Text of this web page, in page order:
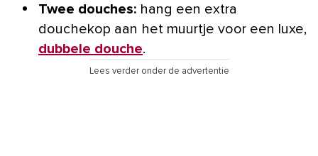
Twee douches: hang een extra
douchekop aan het muurtje voor een luxe,
dubbele douche.
Lees verder onder de advertentie